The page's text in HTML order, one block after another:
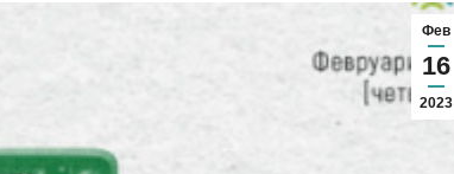
Фев
16
2023